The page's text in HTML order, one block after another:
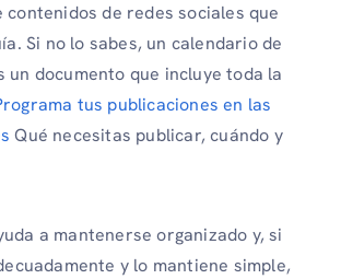
contenidos de redes sociales que
Si no lo sabes, un calendario de
un documento que incluye toda la
tus publicaciones en las
Qué necesitas publicar, cuándo y
a mantenerse organizado y, si
y lo mantiene simple,